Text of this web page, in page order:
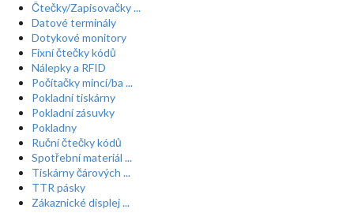
Čtečky/Zapisovačky ...
Datové terminály
Dotykové monitory
Fixní čtečky kódů
Nálepky a RFID
Počítačky mincí/ba ...
Pokladní tiskárny
Pokladní zásuvky
Pokladny
Ruční čtečky kódů
Spotřební materiál ...
Tiskárny čárových ...
TTR pásky
Zákaznické displej ...